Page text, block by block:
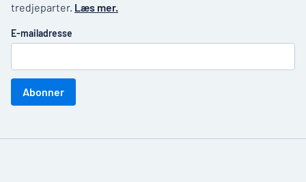
tredjeparter. Læs mer.
E-mailadresse
Abonner